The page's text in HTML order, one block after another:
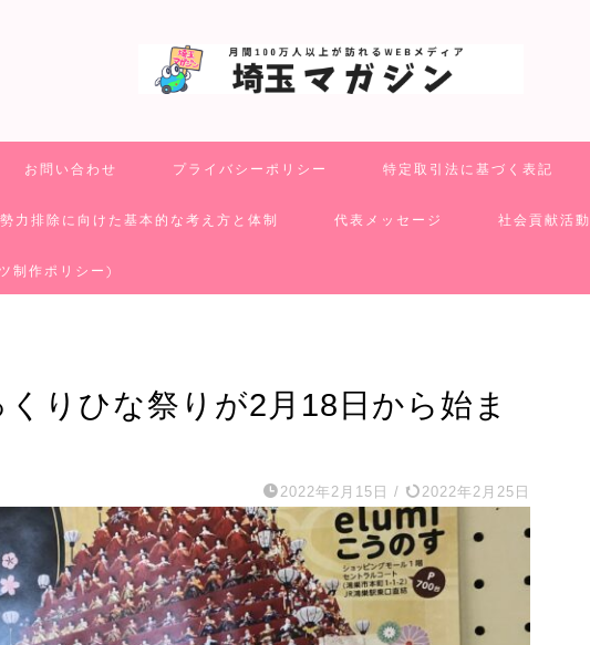
お問い合わせ プライバシーポリシー 特定取引法に基づく表記
力排除に向けた基本的な考え方と体制 代表メッセージ 社会貢献活動
制作ポリシー)
くりひな祭りが2月18日から始ま
2022年2月15日 / 2022年2月25日